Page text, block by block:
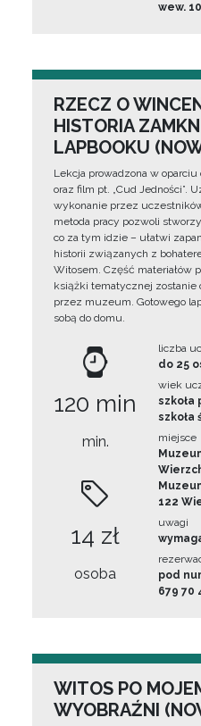
wew.
RZECZ O
HISTORIA
LAPBOOKU
Lekcja prowadzona w
oraz film pt. „Cud Jedności”.
wykonanie przez
metoda pracy pozwoli
co za tym idzie – ułatwi
historii związanych z
Witosem. Część materiałów
książki tematycznej zostanie
przez muzeum. Gotowego
sobą do domu.
120 min
min.
14 zł
osoba
liczba
do 25
wiek
szkoła
szkoła
miejsce
122
uwagi
pod
679 70
WITOS PO
WYOBRAŹNI